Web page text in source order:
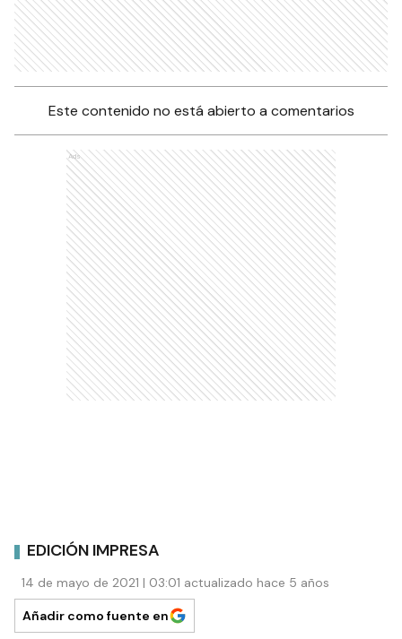
Este contenido no está abierto a comentarios
Ads
EDICIÓN IMPRESA
14 de mayo de 2021 | 03:01 actualizado hace 5 años
Añadir como fuente en